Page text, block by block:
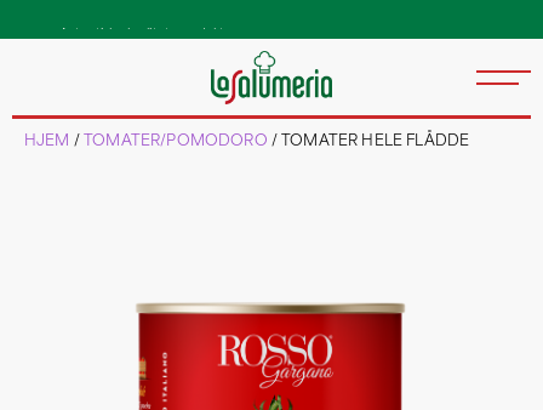
HJEM / TOMATER/POMODORO / TOMATER HELE FLÅDDE